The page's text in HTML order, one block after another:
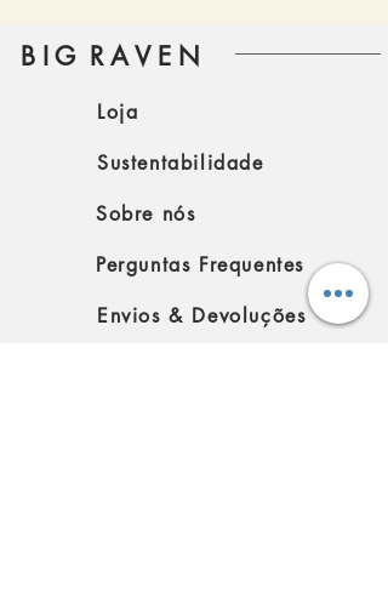
B I G R A V E N
Loja
Sustentabilidade
Sobre nós
Perguntas Frequentes
Envios & Devoluções